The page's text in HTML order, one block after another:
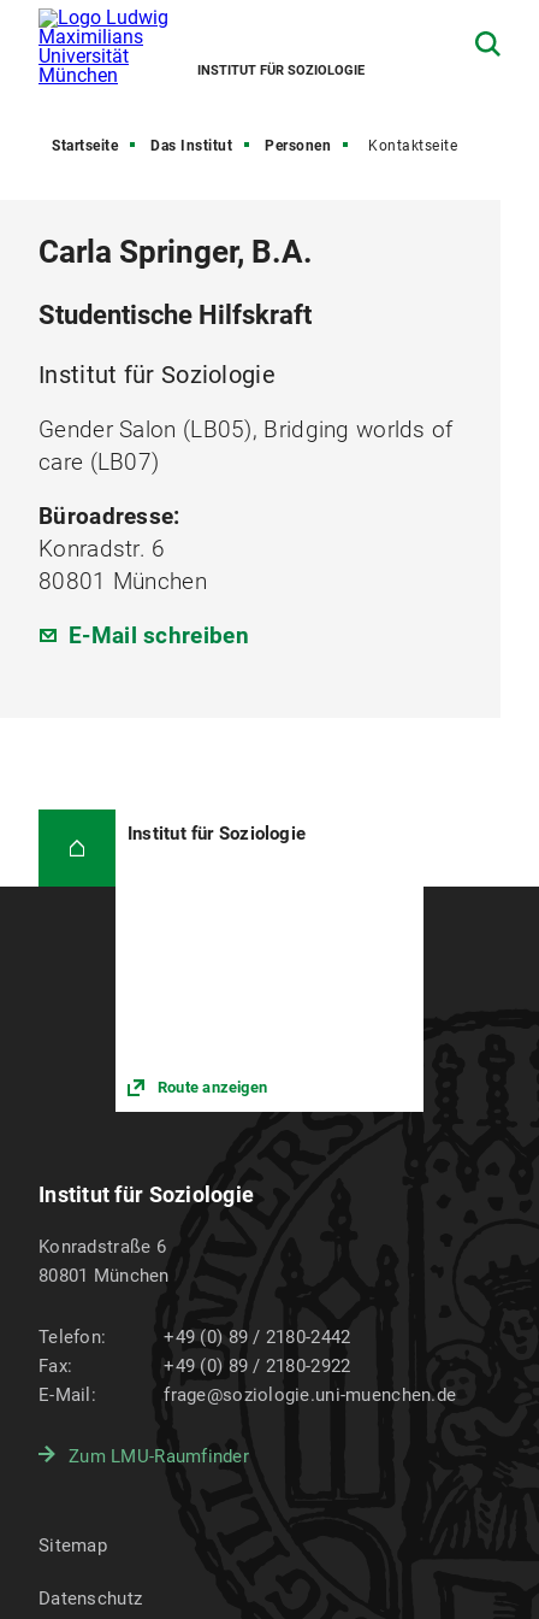
INSTITUT FÜR SOZIOLOGIE
Startseite Das Institut Personen Kontaktseite
Carla Springer, B.A.
Studentische Hilfskraft
Institut für Soziologie
Gender Salon (LB05), Bridging worlds of
care (LB07)
Büroadresse:
Konradstr. 6
80801 München
E-Mail schreiben
Institut für Soziologie
Route anzeigen
Institut für Soziologie
Konradstraße 6
80801 München
Telefon:
+49 (0) 89 / 2180-2442
Fax:
+49 (0) 89 / 2180-2922
E-Mail:
frage@soziologie.uni-muenchen.de
Zum LMU-Raumfinder
Sitemap
Datenschutz